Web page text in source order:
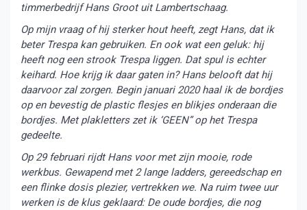
timmerbedrijf Hans Groot uit Lambertschaag.
Op mijn vraag of hij sterker hout heeft, zegt Hans, dat ik
beter Trespa kan gebruiken. En ook wat een geluk: hij
heeft nog een strook Trespa liggen. Dat spul is echter
keihard. Hoe krijg ik daar gaten in? Hans belooft dat hij
daarvoor zal zorgen. Begin januari 2020 haal ik de bordjes
op en bevestig de plastic flesjes en blikjes onderaan die
bordjes. Met plakletters zet ik ‘GEEN” op het Trespa
gedeelte.
Op 29 februari rijdt Hans voor met zijn mooie, rode
werkbus. Gewapend met 2 lange ladders, gereedschap en
een flinke dosis plezier, vertrekken we. Na ruim twee uur
werken is de klus geklaard: De oude bordjes, die nog